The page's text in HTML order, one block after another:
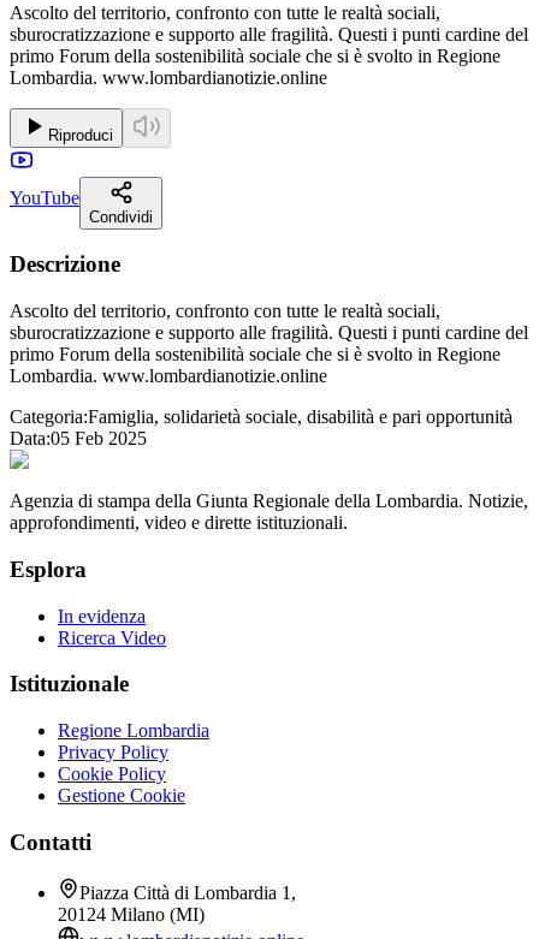
Ascolto del territorio, confronto con tutte le realtà sociali,
sburocratizzazione e supporto alle fragilità. Questi i punti cardine del
primo Forum della sostenibilità sociale che si è svolto in Regione
Lombardia. www.lombardianotizie.online
Riproduci
YouTube
Condividi
Descrizione
Ascolto del territorio, confronto con tutte le realtà sociali,
sburocratizzazione e supporto alle fragilità. Questi i punti cardine del
primo Forum della sostenibilità sociale che si è svolto in Regione
Lombardia. www.lombardianotizie.online
Categoria:Famiglia, solidarietà sociale, disabilità e pari opportunità
Data:05 Feb 2025
Agenzia di stampa della Giunta Regionale della Lombardia. Notizie,
approfondimenti, video e dirette istituzionali.
Esplora
In evidenza
Ricerca Video
Istituzionale
Regione Lombardia
Privacy Policy
Cookie Policy
Gestione Cookie
Contatti
Piazza Città di Lombardia 1,
20124 Milano (MI)